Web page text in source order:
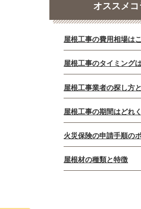
オススメコ
屋根工事の費用相場は
屋根工事のタイミング
屋根工事業者の探し方
屋根工事の期間はどれ
火災保険の申請手順の
屋根材の種類と特徴